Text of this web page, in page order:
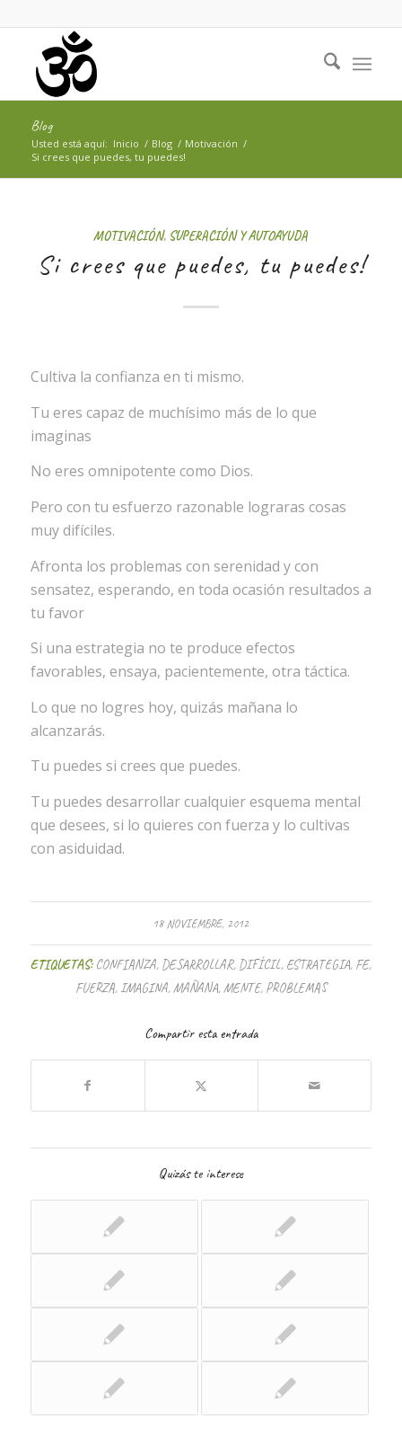
Blog
Usted está aquí: Inicio / Blog / Motivación /
Si crees que puedes, tu puedes!
MOTIVACIÓN, SUPERACIÓN Y AUTOAYUDA
Si crees que puedes, tu puedes!
Cultiva la confianza en ti mismo.
Tu eres capaz de muchísimo más de lo que
imaginas
No eres omnipotente como Dios.
Pero con tu esfuerzo razonable lograras cosas
muy difíciles.
Afronta los problemas con serenidad y con
sensatez, esperando, en toda ocasión resultados a
tu favor
Si una estrategia no te produce efectos
favorables, ensaya, pacientemente, otra táctica.
Lo que no logres hoy, quizás mañana lo
alcanzarás.
Tu puedes si crees que puedes.
Tu puedes desarrollar cualquier esquema mental
que desees, si lo quieres con fuerza y lo cultivas
con asiduidad.
18 NOVIEMBRE, 2012
ETIQUETAS: CONFIANZA, DESARROLLAR, DIFÍCIL, ESTRATEGIA, FE,
FUERZA, IMAGINA, MAÑANA, MENTE, PROBLEMAS
Compartir esta entrada
Quizás te interese